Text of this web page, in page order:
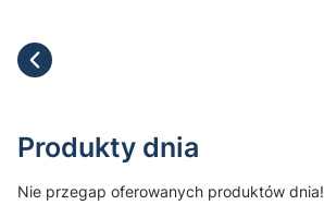
Produkty dnia
Nie przegap oferowanych produktów dnia!